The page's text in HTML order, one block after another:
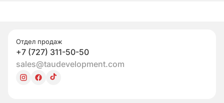
Отдел продаж
+7 (727) 311-50-50
sales@taudevelopment.com